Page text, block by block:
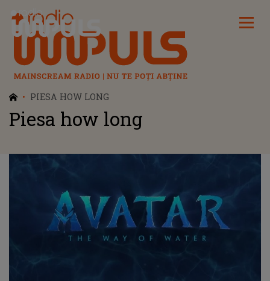
Radio Impuls
PIESA HOW LONG
Piesa how long